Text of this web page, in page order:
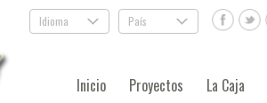
Idioma . País .
Inicio Proyectos La Caja